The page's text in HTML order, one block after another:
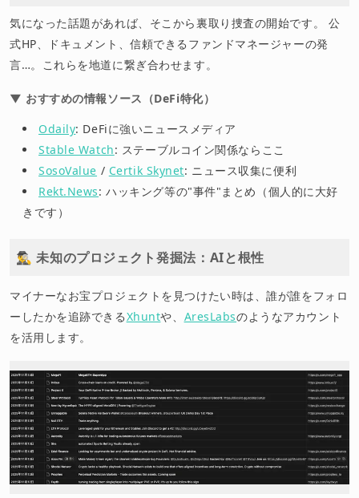
気になった話題があれば、そこから裏取り捜査の開始です。 公
式HP、ドキュメント、信頼できるファンドマネージャーの発
言…。これらを地道に繋ぎ合わせます。
▼ おすすめの情報ソース（DeFi特化）
Odaily: DeFiに強いニュースメディア
Stable Watch: ステーブルコイン関係ならここ
SosoValue / Certik Skynet: ニュース収集に便利
Rekt.News: ハッキング等の"事件"まとめ（個人的に大好
きです）
🕵️‍♂️ 未知のプロジェクト発掘法：AIと根性
マイナーなお宝プロジェクトを見つけたい時は、誰が誰をフォロ
ーしたかを追跡できるXhuntや、 AresLabsのようなアカウント
を活用します。